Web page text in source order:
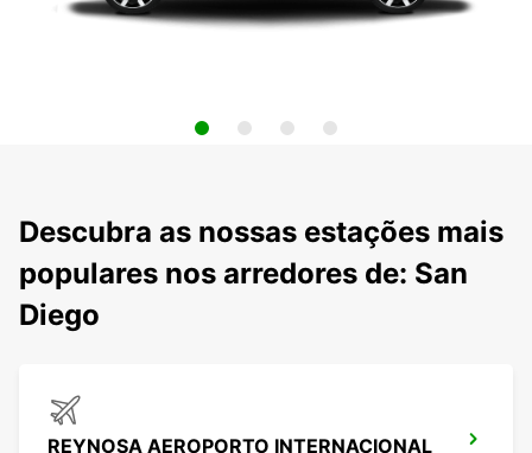
Descubra as nossas estações mais
populares nos arredores de: San
Diego
REYNOSA AEROPORTO INTERNACIONAL